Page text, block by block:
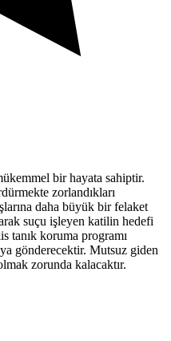
bir hayata sahiptir.
zorlandıkları
daha büyük bir felaket
suçu işleyen katilin hedefi
tanık koruma programı
gönderecektir. Mutsuz giden
zorunda kalacaktır.